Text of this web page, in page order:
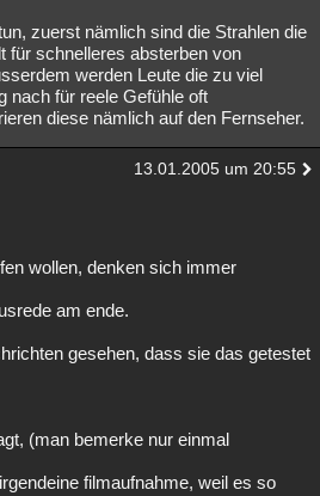
zuerst nämlich sind die Strahlen die
für schnelleres absterben von
werden Leute die zu viel
nach für reele Gefühle oft
diese nämlich auf den Fernseher.
13.01.2005 um 20:55
wollen, denken sich immer
am ende.
gesehen, dass sie das getestet
(man bemerke nur einmal
filmaufnahme, weil es so